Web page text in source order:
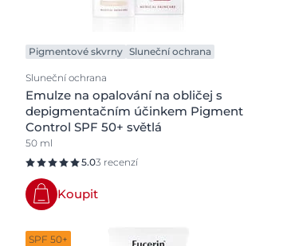
Pigmentové skvrny Sluneční ochrana
Sluneční ochrana
Emulze na opalování na obličej s
depigmentačním účinkem Pigment
Control SPF 50+ světlá
50 ml
5.03 recenzí
Koupit
SPF 50+